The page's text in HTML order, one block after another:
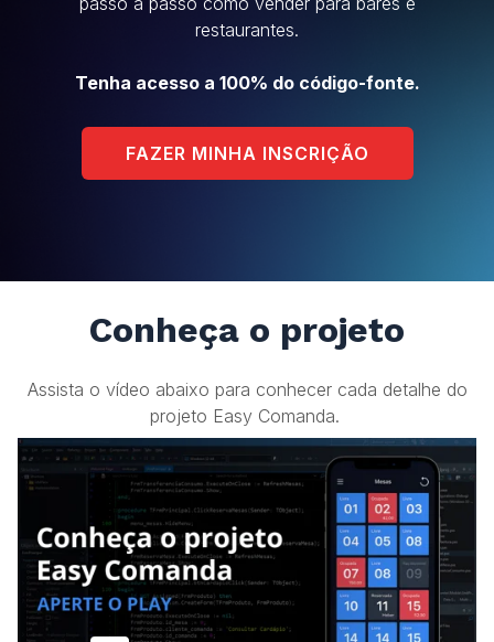
restaurantes.
Tenha acesso a 100% do código-fonte.
FAZER MINHA INSCRIÇÃO
Conheça o projeto
Assista o vídeo abaixo para conhecer cada detalhe do
projeto Easy Comanda.